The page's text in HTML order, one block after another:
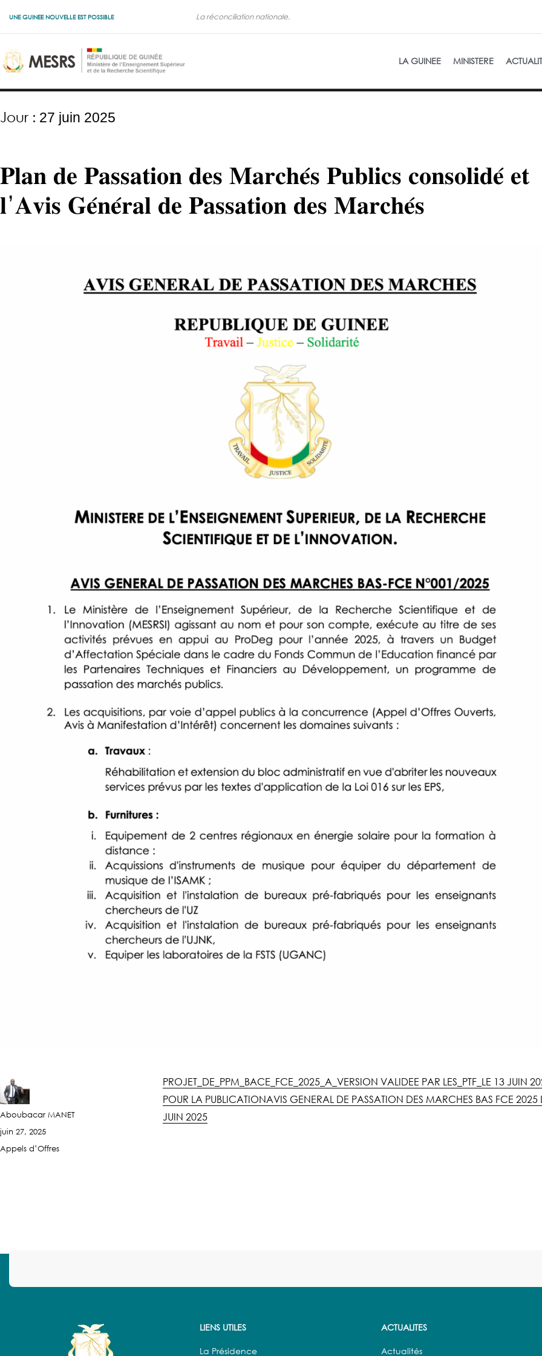
UNE GUINEE NOUVELLE EST POSSIBLE La réconciliation nationale.
LA GUINEE MINISTERE
Jour : 27 juin 2025
𝐏𝐥𝐚𝐧 𝐝𝐞 𝐏𝐚𝐬𝐬𝐚𝐭𝐢𝐨𝐧 𝐝𝐞𝐬 𝐌𝐚𝐫𝐜𝐡𝐞́𝐬 𝐏𝐮𝐛𝐥𝐢𝐜𝐬 𝐜𝐨𝐧𝐬𝐨𝐥𝐢𝐝𝐞́ 𝐞𝐭
𝐥’𝐀𝐯𝐢𝐬 𝐆𝐞́𝐧𝐞́𝐫𝐚𝐥 𝐝𝐞 𝐏𝐚𝐬𝐬𝐚𝐭𝐢𝐨𝐧 𝐝𝐞𝐬 𝐌𝐚𝐫𝐜𝐡𝐞́𝐬
PROJET_DE_PPM_BACE_FCE_2025_A_VERSION VALIDEE PAR LES_PTF_LE 13 JUIN
POUR LA PUBLICATIONAVIS GENERAL DE PASSATION DES MARCHES BAS FCE 2025
JUIN 2025
Aboubacar MANET
juin 27, 2025
Appels d’Offres
LIENS UTILES
La Présidence
ACTUALITES
Actualités